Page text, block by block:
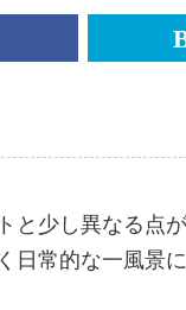
と少し異なる点
日常的な一風景